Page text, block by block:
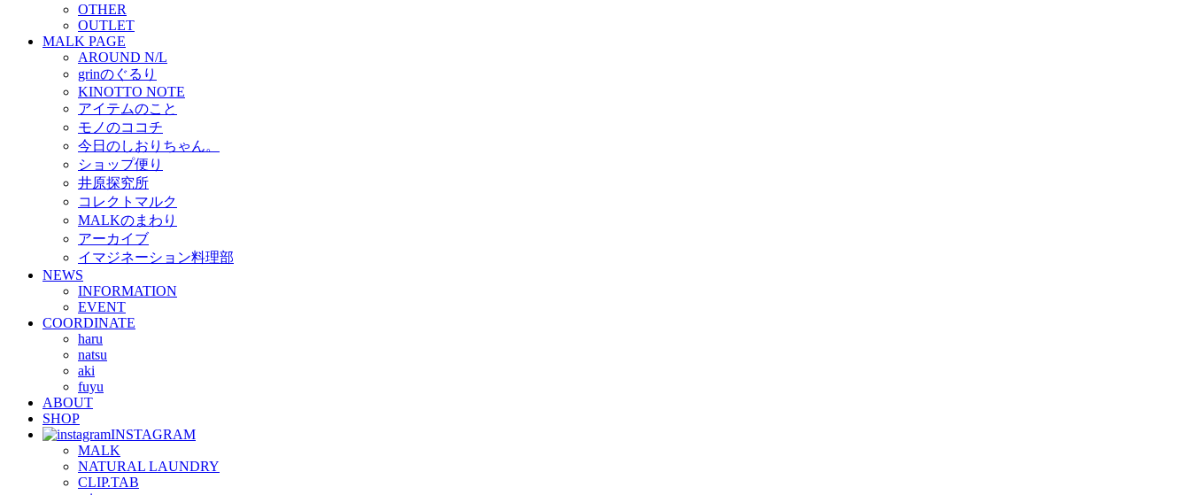
OTHER
OUTLET
MALK PAGE
AROUND N/L
grinのぐるり
KINOTTO NOTE
アイテムのこと
モノのココチ
今日のしおりちゃん。
ショップ便り
井原探究所
コレクトマルク
MALKのまわり
アーカイブ
イマジネーション料理部
NEWS
INFORMATION
EVENT
COORDINATE
haru
natsu
aki
fuyu
ABOUT
SHOP
INSTAGRAM
MALK
NATURAL LAUNDRY
CLIP.TAB